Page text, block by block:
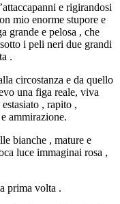
e rigirandosi
mio enorme stupore e
grande e pelosa , che
i peli neri due grandi
.
circostanza e da quello
una figa reale, viva
, rapito ,
ammirazione.
bianche , mature e
luce immaginai rosa ,
prima volta .